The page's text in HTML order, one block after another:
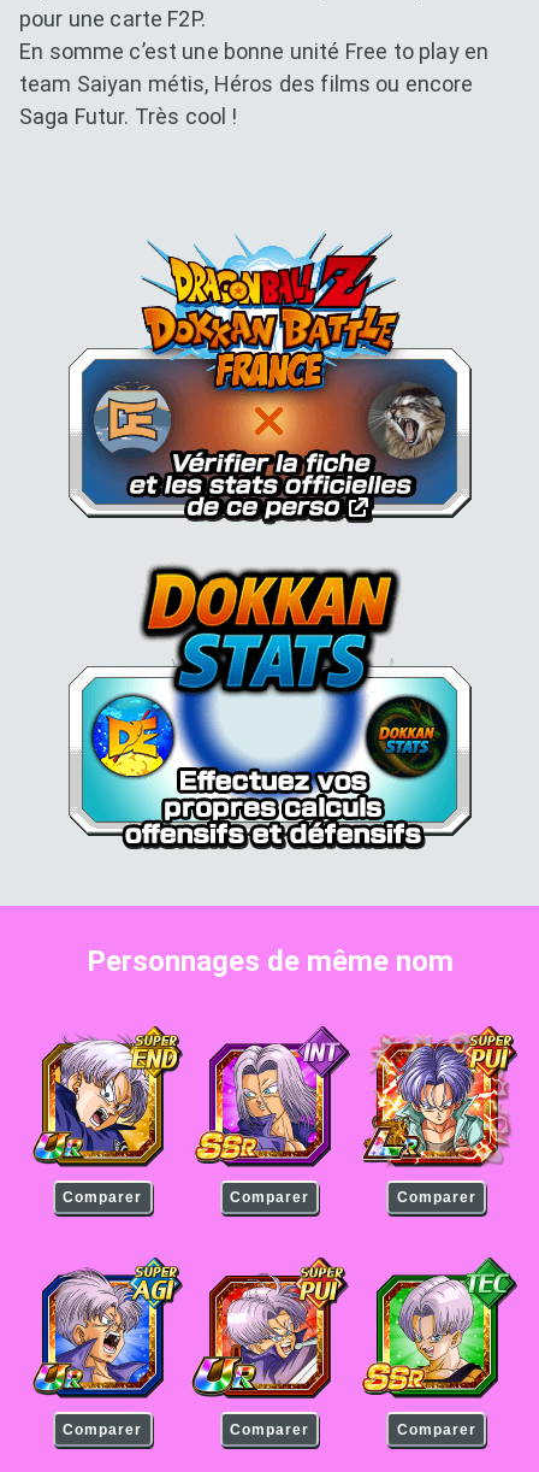
pour une carte F2P.
En somme c’est une bonne unité Free to play en
team Saiyan métis, Héros des films ou encore
Saga Futur. Très cool !
Dokkan Essentials x Dragon
Personnages de même nom
Comparer Comparer Comparer
Comparer Comparer Comparer